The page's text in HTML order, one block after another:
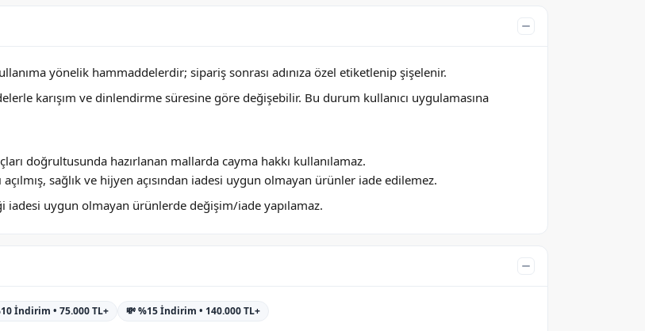
yönelik hammaddelerdir; sipariş sonrası adınıza özel etiketlenip şişelenir.
karışım ve dinlendirme süresine göre değişebilir. Bu durum kullanıcı uygulamasına
doğrultusunda hazırlanan mallarda cayma hakkı kullanılamaz.
sağlık ve hijyen açısından iadesi uygun olmayan ürünler iade edilemez.
iadesi uygun olmayan ürünlerde değişim/iade yapılamaz.
İndirim • 75.000 TL+ 💸 %15 İndirim • 140.000 TL+